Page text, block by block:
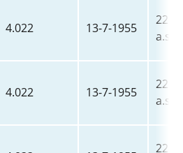
4.022 13-7-1955
22-
a.s.
4.022 13-7-1955
22-
a.s.
22-